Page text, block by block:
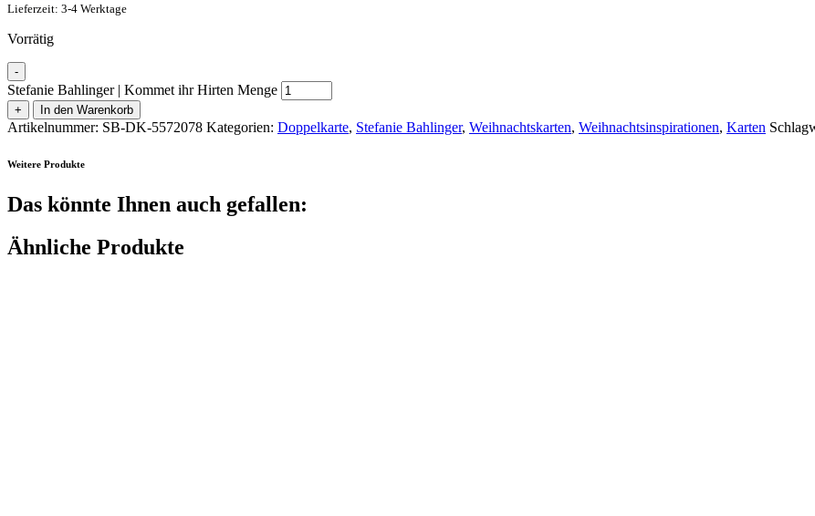
Lieferzeit: 3-4 Werktage
Vorrätig
-
Stefanie Bahlinger | Kommet ihr Hirten Menge
+ In den Warenkorb
Artikelnummer: SB-DK-5572078 Kategorien: Doppelkarte, Stefanie Bahlinger, Weihnachtskarten, Weihnachtsinspirationen, Karten
Weitere Produkte
Das könnte Ihnen auch gefallen:
Ähnliche Produkte